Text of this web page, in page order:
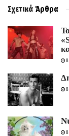
Σχετικά Άρθρα